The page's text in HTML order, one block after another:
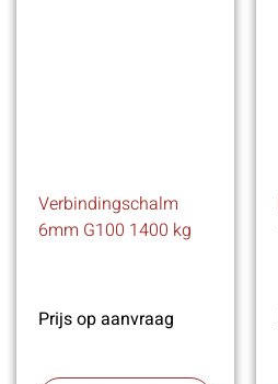
Verbindingschalm
6mm G100 1400 kg
Prijs op aanvraag